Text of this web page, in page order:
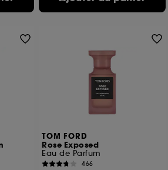
TOM FORD
Rose Exposed
Eau de Parfum
466